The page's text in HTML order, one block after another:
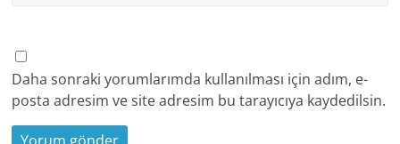
Daha sonraki yorumlarımda kullanılması için adım, e-
posta adresim ve site adresim bu tarayıcıya kaydedilsin.